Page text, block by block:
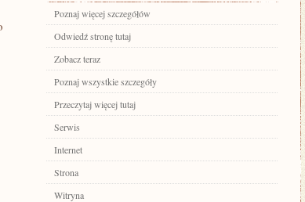
Poznaj więcej szczegółów
Odwiedź stronę tutaj
Zobacz teraz
Poznaj wszystkie szczegóły
Przeczytaj więcej tutaj
Serwis
Internet
Strona
Witryna